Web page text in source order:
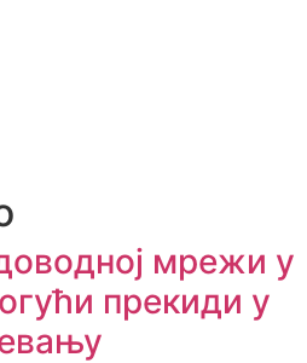
мрежи у
прекиди у